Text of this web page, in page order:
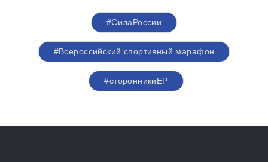
#СилаРоссии
#Всероссийский спортивный марафон
#сторонникиЕР